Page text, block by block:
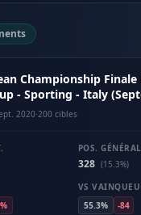
Championship
- Sporting - Italy
2020·200 cibles
POS.
328 (15.3%)
VS
55.3%
-84